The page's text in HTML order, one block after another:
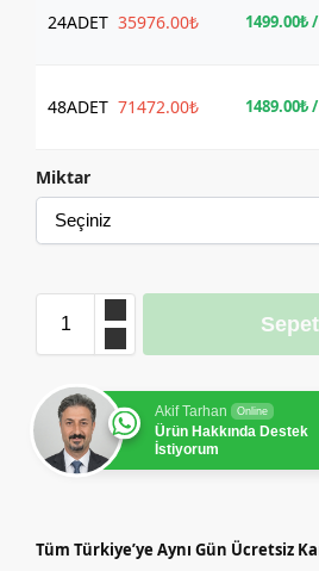
24ADET 35976.00₺ 1499.00₺
48ADET 71472.00₺ 1489.00₺
Miktar
Akif Tarhan Online
Ürün Hakkında Destek
İstiyorum
Tüm Türkiye’ye Aynı Gün Ücretsiz